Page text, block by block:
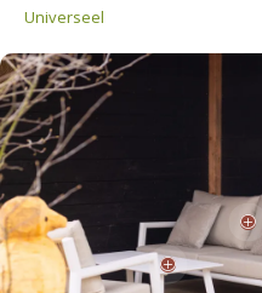
Universeel
P
P